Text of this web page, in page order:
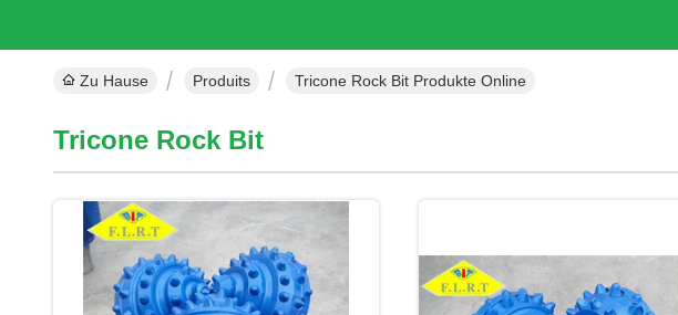
Zu Hause Produits Tricone Rock Bit Produkte Online
Tricone Rock Bit